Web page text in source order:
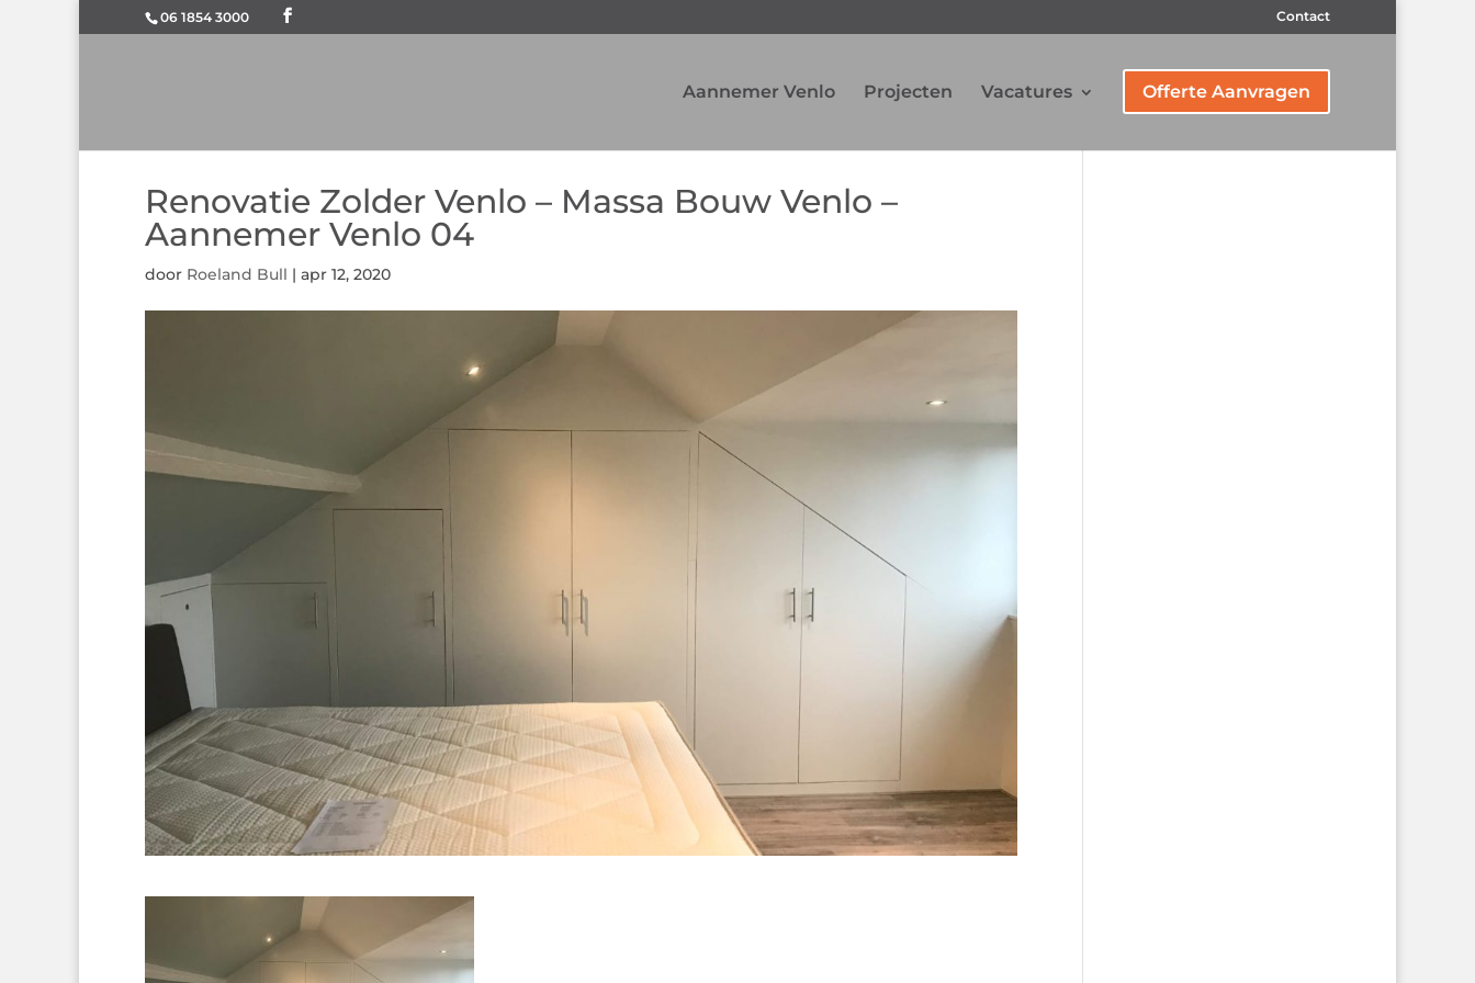
06 1854 3000 Contact
Aannemer Venlo Projecten Vacatures Offerte Aanvragen
Renovatie Zolder Venlo – Massa Bouw Venlo –
Aannemer Venlo 04
door Roeland Bull | apr 12, 2020